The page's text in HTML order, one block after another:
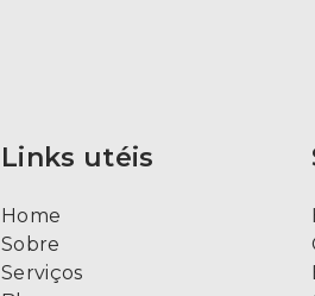
Links utéis
Home
Sobre
Serviços